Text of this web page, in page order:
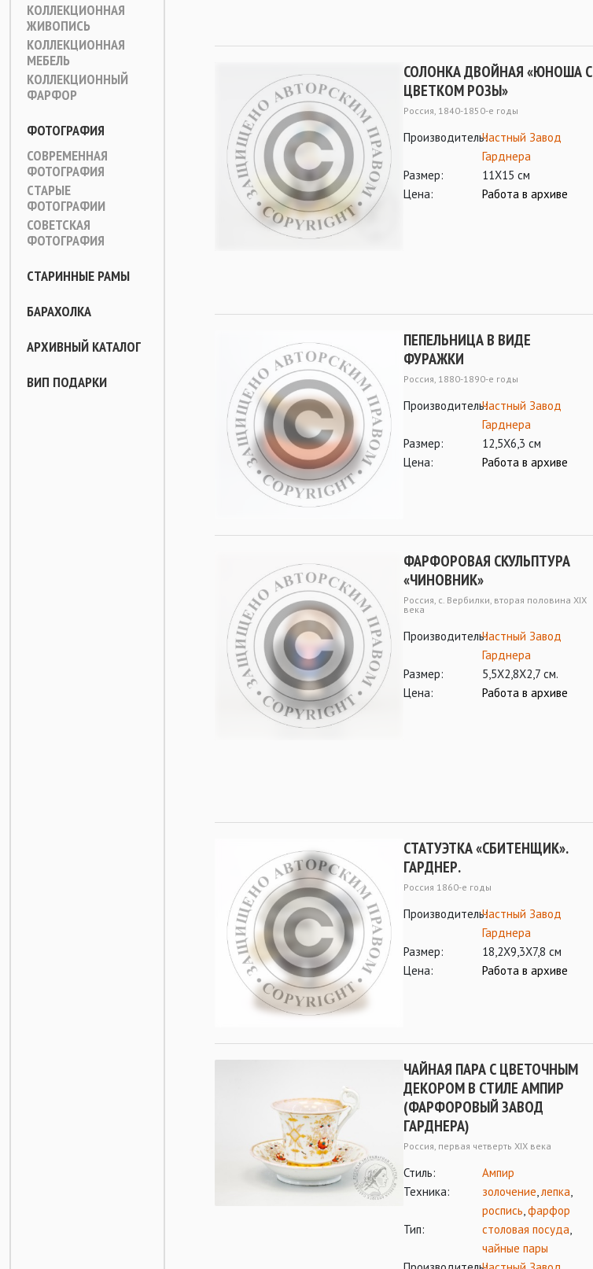
КОЛЛЕКЦИОННАЯ
ЖИВОПИСЬ
КОЛЛЕКЦИОННАЯ
МЕБЕЛЬ
КОЛЛЕКЦИОННЫЙ
ФАРФОР
ФОТОГРАФИЯ
СОВРЕМЕННАЯ
ФОТОГРАФИЯ
СТАРЫЕ
ФОТОГРАФИИ
СОВЕТСКАЯ
ФОТОГРАФИЯ
СТАРИННЫЕ РАМЫ
БАРАХОЛКА
АРХИВНЫЙ КАТАЛОГ
ВИП ПОДАРКИ
СОЛОНКА ДВОЙНАЯ «ЮНОША С
ЦВЕТКОМ РОЗЫ»
Россия, 1840-1850-е годы
Производитель:Частный Завод
Гарднера
Размер:
11Х15 см
Цена:
Работа в архиве
ПЕПЕЛЬНИЦА В ВИДЕ
ФУРАЖКИ
Россия, 1880-1890-е годы
Производитель:Частный Завод
Гарднера
Размер:
12,5Х6,3 см
Цена:
Работа в архиве
ФАРФОРОВАЯ СКУЛЬПТУРА
«ЧИНОВНИК»
Россия, с. Вербилки, вторая половина XIX
века
Производитель:Частный Завод
Гарднера
Размер:
5,5Х2,8Х2,7 см.
Цена:
Работа в архиве
СТАТУЭТКА «СБИТЕНЩИК».
ГАРДНЕР.
Россия 1860-е годы
Производитель:Частный Завод
Гарднера
Размер:
18,2Х9,3Х7,8 см
Цена:
Работа в архиве
ЧАЙНАЯ ПАРА С ЦВЕТОЧНЫМ
ДЕКОРОМ В СТИЛЕ АМПИР
(ФАРФОРОВЫЙ ЗАВОД
ГАРДНЕРА)
Россия, первая четверть XIX века
Стиль:
Ампир
Техника:
золочение лепка
роспись фарфор
Тип:
столовая посуда
чайные пары